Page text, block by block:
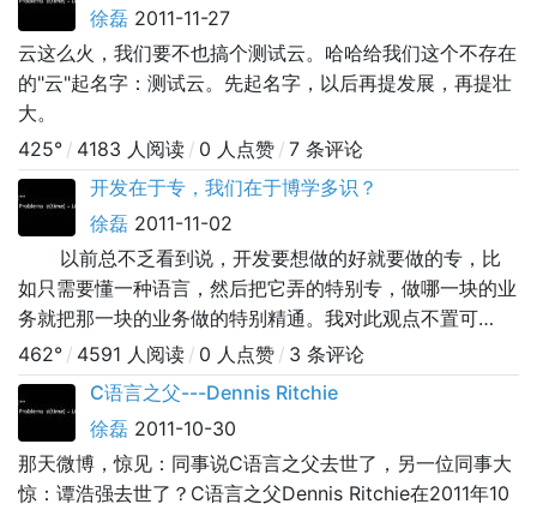
徐磊 2011-11-27
云这么火，我们要不也搞个测试云。哈哈给我们这个不存在
的"云"起名字：测试云。先起名字，以后再提发展，再提壮
大。
425° / 4183 人阅读 / 0 人点赞 / 7 条评论
开发在于专，我们在于博学多识？
徐磊 2011-11-02
以前总不乏看到说，开发要想做的好就要做的专，比
如只需要懂一种语言，然后把它弄的特别专，做哪一块的业
务就把那一块的业务做的特别精通。我对此观点不置可
否。 那我们测试呢，由于需要我们测试的东西太多，
公司又总是让我们一下这个业务一下那个业务，我们就需要
博学多识
462° / 4591 人阅读 / 0 人点赞 / 3 条评论
C语言之父---Dennis Ritchie
徐磊 2011-10-30
那天微博，惊见：同事说C语言之父去世了，另一位同事大
惊：谭浩强去世了？C语言之父Dennis Ritchie在2011年10